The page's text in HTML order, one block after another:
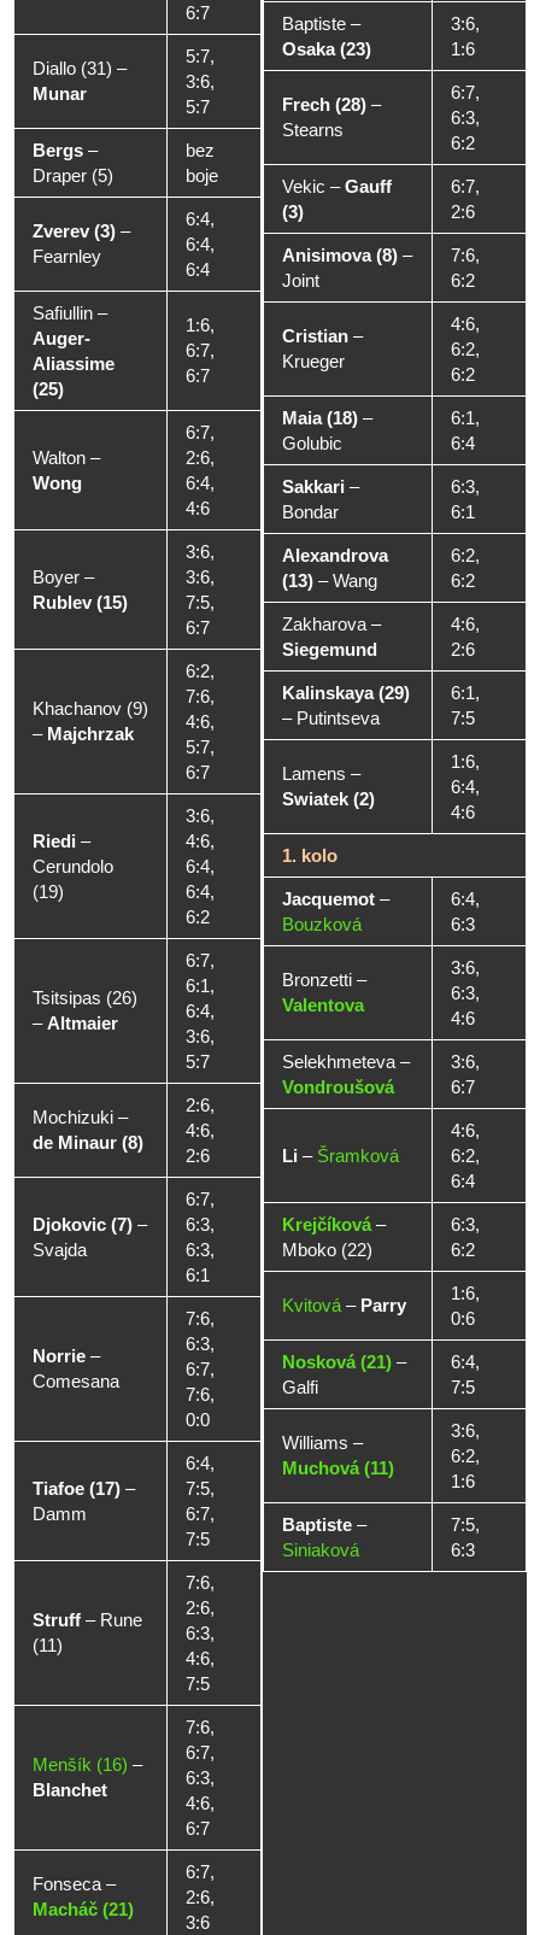
6:7
Diallo (31) –
Munar
5:7,
3:6,
5:7
Bergs –
Draper (5)
bez
boje
Zverev (3) –
Fearnley
6:4,
6:4,
6:4
Safiullin –
Auger-
Aliassime
(25)
1:6,
6:7,
6:7
Walton –
Wong
6:7,
2:6,
6:4,
4:6
Boyer –
Rublev (15)
3:6,
3:6,
7:5,
6:7
Khachanov (9)
– Majchrzak
6:2,
7:6,
4:6,
5:7,
6:7
Riedi –
Cerundolo
(19)
3:6,
4:6,
6:4,
6:4,
6:2
Tsitsipas (26)
–Altmaier
6:7,
6:1,
6:4,
3:6,
5:7
Mochizuki –
de Minaur (8)
2:6,
4:6,
2:6
Djokovic (7) –
Svajda
6:7,
6:3,
6:3,
6:1
Norrie –
Comesana
7:6,
6:3,
6:7,
7:6,
0:0
Tiafoe (17) –
Damm
6:4,
7:5,
6:7,
7:5
Struff – Rune
(11)
7:6,
2:6,
6:3,
4:6,
7:5
Menšík (16) –
Blanchet
7:6,
6:7,
6:3,
4:6,
6:7
Fonseca –
Macháč (21)
6:7,
2:6,
3:6
Baptiste –
Osaka (23)
3:6,
1:6
Frech (28) –
Stearns
6:7,
6:3,
6:2
Vekic –Gauff
(3)
6:7,
2:6
Anisimova (8) –
Joint
7:6,
6:2
Cristian –
Krueger
4:6,
6:2,
6:2
Maia (18) –
Golubic
6:1,
6:4
Sakkari –
Bondar
6:3,
6:1
Alexandrova
(13) –Wang
6:2,
6:2
Zakharova –
Siegemund
4:6,
2:6
Kalinskaya (29)
– Putintseva
6:1,
7:5
Lamens –
Swiatek (2)
1:6,
6:4,
4:6
1. kolo
Jacquemot –
Bouzková
6:4,
6:3
Bronzetti –
Valentova
3:6,
6:3,
4:6
Selekhmeteva –
Vondroušová
3:6,
6:7
Li – Šramková
4:6,
6:2,
6:4
Krejčíková –
Mboko (22)
6:3,
6:2
Kvitová – Parry
1:6,
0:6
Nosková (21) –
Galfi
6:4,
7:5
Williams –
Muchová (11)
3:6,
6:2,
1:6
Baptiste –
Siniaková
7:5,
6:3